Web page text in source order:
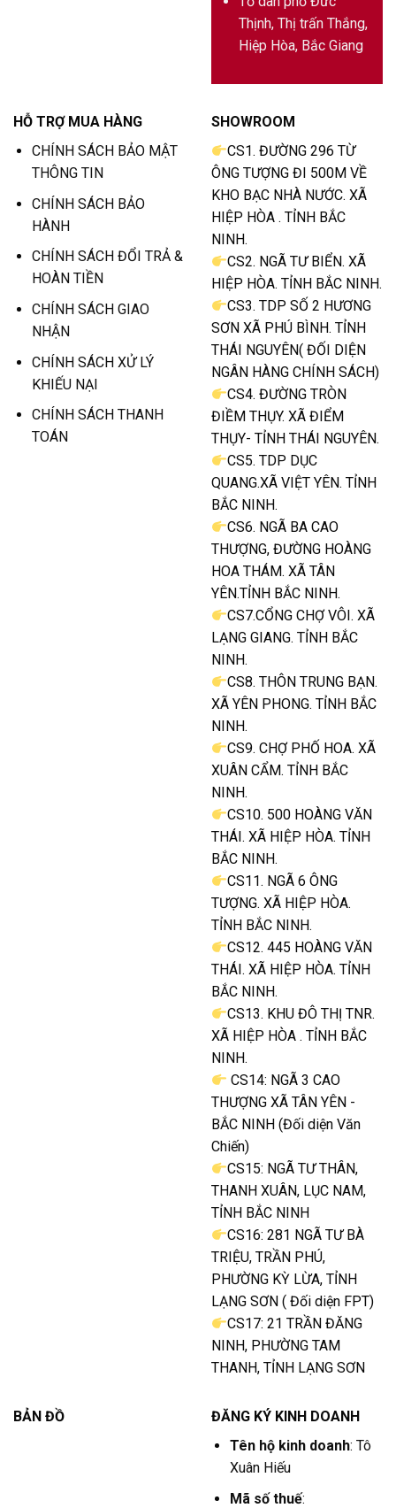
Thịnh, Thị trấn Thắng,
Hiệp Hòa, Bắc Giang
HỖ TRỢ MUA HÀNG
CHÍNH SÁCH BẢO MẬT
THÔNG TIN
CHÍNH SÁCH BẢO
HÀNH
CHÍNH SÁCH ĐỔI TRẢ &
HOÀN TIỀN
CHÍNH SÁCH GIAO
NHẬN
CHÍNH SÁCH XỬ LÝ
KHIẾU NẠI
CHÍNH SÁCH THANH
TOÁN
SHOWROOM
CS1. ĐƯỜNG 296 TỪ
ÔNG TƯỢNG ĐI 500M VỀ
KHO BẠC NHÀ NƯỚC. XÃ
HIỆP HÒA . TỈNH BẮC
NINH.
CS2. NGÃ TƯ BIỂN. XÃ
HIỆP HÒA. TỈNH BẮC NINH.
CS3. TDP SỐ 2 HƯƠNG
SƠN XÃ PHÚ BÌNH. TỈNH
THÁI NGUYÊN( ĐỐI DIỆN
NGÂN HÀNG CHÍNH SÁCH)
CS4. ĐƯỜNG TRÒN
ĐIỀM THỤY. XÃ ĐIỂM
THỤY- TỈNH THÁI NGUYÊN.
CS5. TDP DỤC
QUANG.XÃ VIỆT YÊN. TỈNH
BẮC NINH.
CS6. NGÃ BA CAO
THƯỢNG, ĐƯỜNG HOÀNG
HOA THÁM. XÃ TÂN
YÊN.TỈNH BẮC NINH.
CS7.CỔNG CHỢ VÔI. XÃ
LẠNG GIANG. TỈNH BẮC
NINH.
CS8. THÔN TRUNG BẠN.
XÃ YÊN PHONG. TỈNH BẮC
NINH.
CS9. CHỢ PHỐ HOA. XÃ
XUÂN CẨM. TỈNH BẮC
NINH.
CS10. 500 HOÀNG VĂN
THÁI. XÃ HIỆP HÒA. TỈNH
BẮC NINH.
CS11. NGÃ 6 ÔNG
TƯỢNG. XÃ HIỆP HÒA.
TỈNH BẮC NINH.
CS12. 445 HOÀNG VĂN
THÁI. XÃ HIỆP HÒA. TỈNH
BẮC NINH.
CS13. KHU ĐÔ THỊ TNR.
XÃ HIỆP HÒA . TỈNH BẮC
NINH.
CS14: NGÃ 3 CAO
THƯỢNG XÃ TÂN YÊN -
BẮC NINH (Đối diện Văn
Chiến)
CS15: NGÃ TƯ THÂN,
THANH XUÂN, LỤC NAM,
TỈNH BẮC NINH
CS16: 281 NGÃ TƯ BÀ
TRIỆU, TRẦN PHÚ,
PHƯỜNG KỲ LỪA, TỈNH
LẠNG SƠN ( Đối diện FPT)
CS17: 21 TRẦN ĐĂNG
NINH, PHƯỜNG TAM
THANH, TỈNH LẠNG SƠN
BẢN ĐỒ
ĐĂNG KÝ KINH DOANH
Tên hộ kinh doanh: Tô
Xuân Hiếu
Mã số thuế: